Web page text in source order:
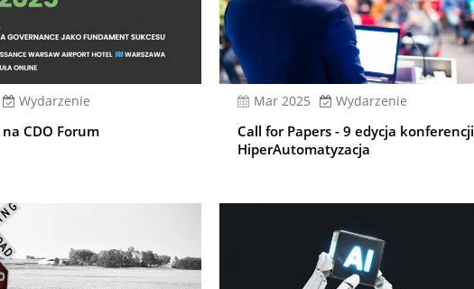
Wydarzenie
CDO Forum
mar 2025 Wydarzenie
Call for Papers - 9 edycja konferencji
HiperAutomatyzacja